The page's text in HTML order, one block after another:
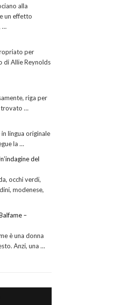
alla
un effetto
…
per
di Allie Reynolds
riga per
trovato …
lingua originale
la …
del
occhi verdi,
modenese,
–
è una donna
Anzi, una …